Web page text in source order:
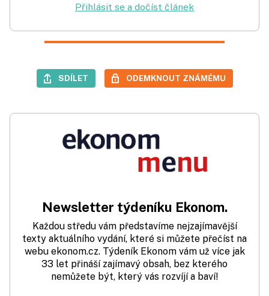
Přihlásit se a dočíst článek
SDÍLET ODEMKNOUT ZNÁMÉMU
Newsletter týdeníku Ekonom.
Každou středu vám představíme nejzajímavější
texty aktuálního vydání, které si můžete přečíst na
webu ekonom.cz. Týdeník Ekonom vám už více jak
33 let přináší zajímavý obsah, bez kterého
nemůžete být, který vás rozvíjí a baví!